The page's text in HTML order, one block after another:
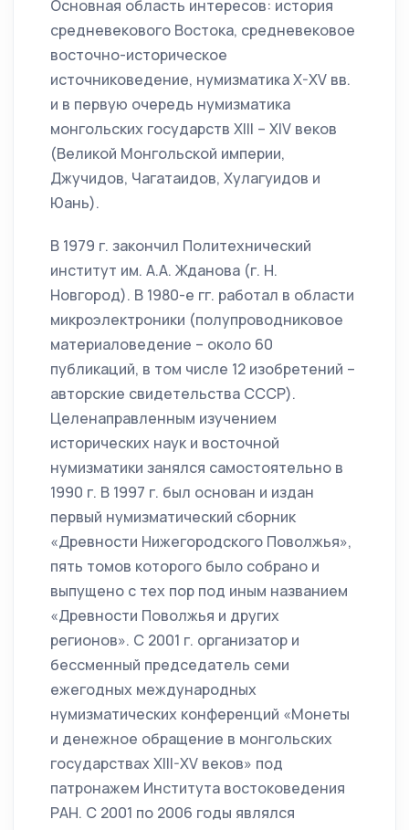
Основная область интересов: история
средневекового Востока, средневековое
восточно-историческое
источниковедение, нумизматика X-XV вв.
и в первую очередь нумизматика
монгольских государств XIII – XIV веков
(Великой Монгольской империи,
Джучидов, Чагатаидов, Хулагуидов и
Юань).
В 1979 г. закончил Политехнический
институт им. А.А. Жданова (г. Н.
Новгород). В 1980-е гг. работал в области
микроэлектроники (полупроводниковое
материаловедение – около 60
публикаций, в том числе 12 изобретений –
авторские свидетельства СССР).
Целенаправленным изучением
исторических наук и восточной
нумизматики занялся самостоятельно в
1990 г. В 1997 г. был основан и издан
первый нумизматический сборник
«Древности Нижегородского Поволжья»,
пять томов которого было собрано и
выпущено с тех пор под иным названием
«Древности Поволжья и других
регионов». С 2001 г. организатор и
бессменный председатель семи
ежегодных международных
нумизматических конференций «Монеты
и денежное обращение в монгольских
государствах XIII-XV веков» под
патронажем Института востоковедения
РАН. С 2001 по 2006 годы являлся